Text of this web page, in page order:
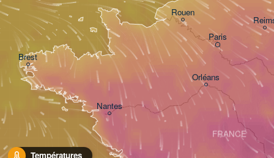
Températures
Brest
Nantes
Rouen
Paris
Orléans
FRANCE